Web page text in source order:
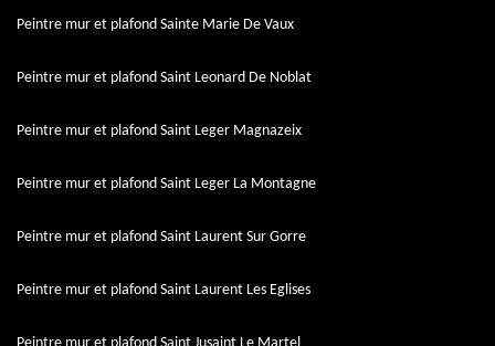
Peintre mur et plafond Sainte Marie De Vaux
Peintre mur et plafond Saint Leonard De Noblat
Peintre mur et plafond Saint Leger Magnazeix
Peintre mur et plafond Saint Leger La Montagne
Peintre mur et plafond Saint Laurent Sur Gorre
Peintre mur et plafond Saint Laurent Les Eglises